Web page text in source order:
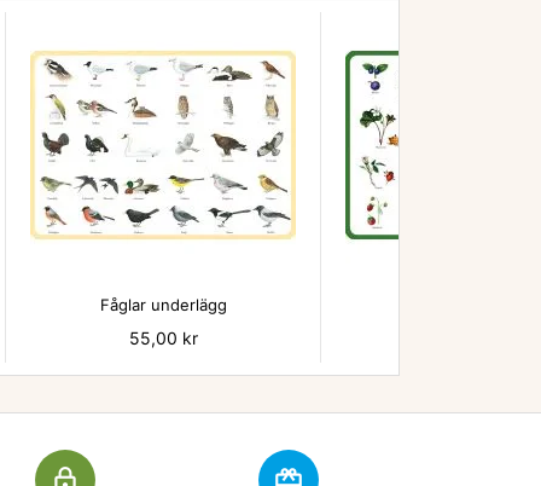

Fåglar underlägg
Pris
55,00 kr